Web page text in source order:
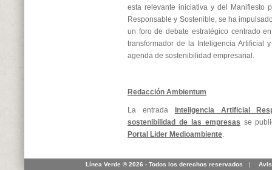
esta relevante iniciativa y del Manifiesto
Responsable y Sostenible, se ha
un foro de debate estratégico centrado
transformador de la Inteligencia Artificial
agenda de sostenibilidad empresarial.
Redacción Ambientum
La entrada
Inteligencia Artificial
sostenibilidad de las empresas se
Portal Lider Medioambiente.
Línea Verde ® 2026 - Todos los derechos reservados |